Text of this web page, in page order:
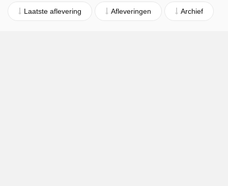
Laatste aflevering Afleveringen Archief